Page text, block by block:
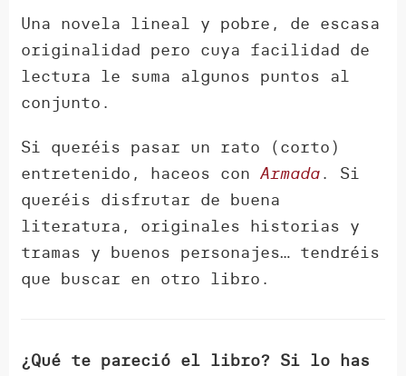
Una novela lineal y pobre, de escasa
originalidad pero cuya facilidad de
lectura le suma algunos puntos al
conjunto.
Si queréis pasar un rato (corto)
entretenido, haceos conArmada. Si
queréis disfrutar de buena
literatura, originales historias y
tramas y buenos personajes… tendréis
que buscar en otro libro.
¿Qué te pareció el libro? Si lo has